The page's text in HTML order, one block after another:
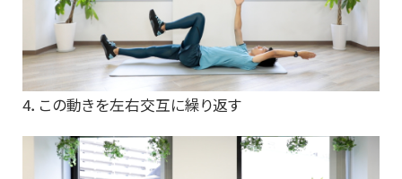
4．この動きを左右交互に繰り返す